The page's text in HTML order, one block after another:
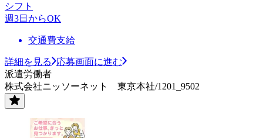
シフト
週3日からOK
交通費支給
詳細を見る
応募画面に進む
派遣労働者
株式会社ニッソーネット 東京本社/1201_9502